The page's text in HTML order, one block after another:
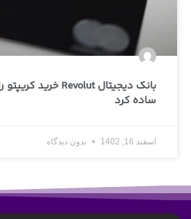
ساده کرد
اسفند 16, 1402 بدون دیدگاه